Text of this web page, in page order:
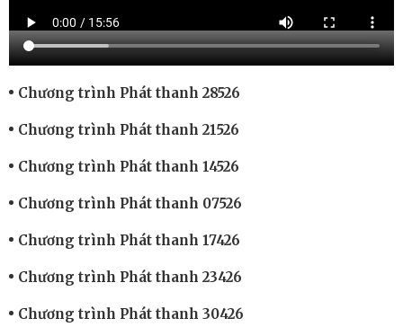
Chương trình Phát thanh 28526
Chương trình Phát thanh 21526
Chương trình Phát thanh 14526
Chương trình Phát thanh 07526
Chương trình Phát thanh 17426
Chương trình Phát thanh 23426
Chương trình Phát thanh 30426